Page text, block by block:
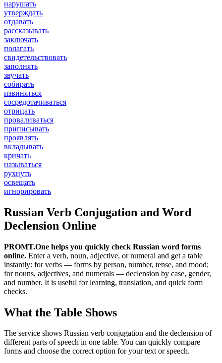
нарушать
утверждать
отдавать
рассказывать
заключать
полагать
свидетельствовать
заполнять
звучать
собирать
извиняться
сосредотачиваться
отрицать
проваливаться
приписывать
проявлять
вкладывать
кричать
называться
рухнуть
освещать
игнорировать
Russian Verb Conjugation and Word
Declension Online
PROMT.One helps you quickly check Russian word forms
online. Enter a verb, noun, adjective, or numeral and get a table
instantly: for verbs — forms by person, number, tense, and mood;
for nouns, adjectives, and numerals — declension by case, gender,
and number. It is useful for learning, translation, and quick form
checks.
What the Table Shows
The service shows Russian verb conjugation and the declension of
different parts of speech in one table. You can quickly compare
forms and choose the correct option for your text or speech.